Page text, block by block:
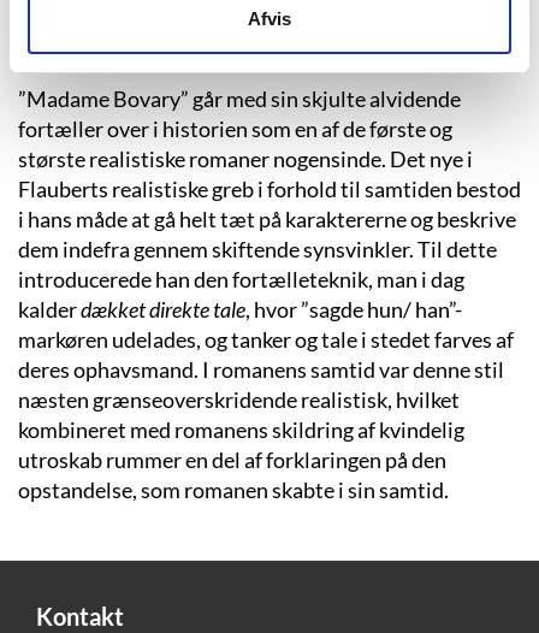
Afvis
grebet om både sit hemmelige kærlighedsliv og sine
tiltagende økonomiske udskejelser.
”Madame Bovary” går med sin skjulte alvidende
fortæller over i historien som en af de første og
største realistiske romaner nogensinde. Det nye i
Flauberts realistiske greb i forhold til samtiden bestod
i hans måde at gå helt tæt på karaktererne og beskrive
dem indefra gennem skiftende synsvinkler. Til dette
introducerede han den fortælleteknik, man i dag
kalderdækket direkte tale, hvor ”sagde hun/ han”-
markøren udelades, og tanker og tale i stedet farves af
deres ophavsmand. I romanens samtid var denne stil
næsten grænseoverskridende realistisk, hvilket
kombineret med romanens skildring af kvindelig
utroskab rummer en del af forklaringen på den
opstandelse, som romanen skabte i sin samtid.
Kontakt